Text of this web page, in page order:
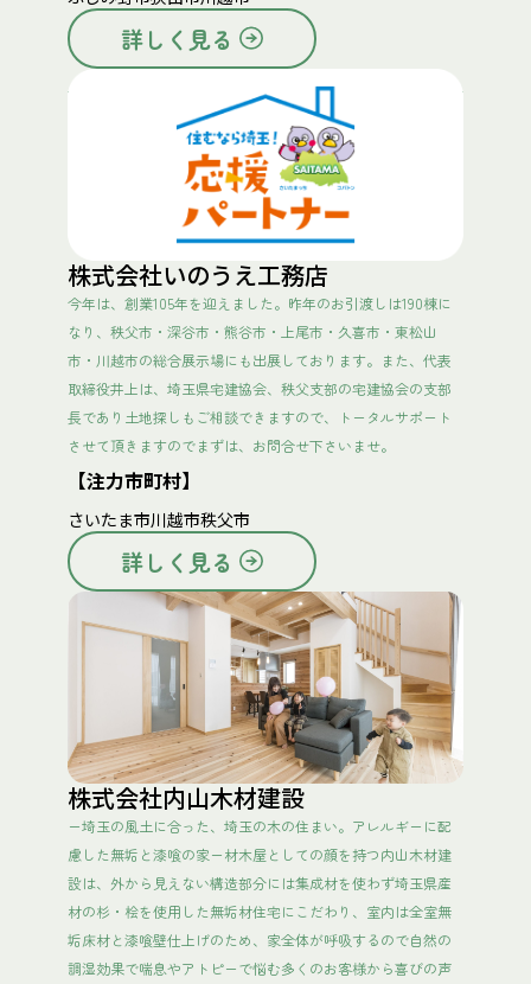
詳しく見る
株式会社いのうえ工務店
今年は、創業105年を迎えました。昨年のお引渡しは190棟に
なり、秩父市・深谷市・熊谷市・上尾市・久喜市・東松山
市・川越市の総合展示場にも出展しております。また、代表
取締役井上は、埼玉県宅建協会、秩父支部の宅建協会の支部
長であり土地探しもご相談できますので、トータルサポート
させて頂きますのでまずは、お問合せ下さいませ。
【注力市町村】
さいたま市川越市秩父市
詳しく見る
株式会社内山木材建設
ー埼玉の風土に合った、埼玉の木の住まい。アレルギーに配
慮した無垢と漆喰の家ー材木屋としての顔を持つ内山木材建
設は、外から見えない構造部分には集成材を使わず埼玉県産
材の杉・桧を使用した無垢材住宅にこだわり、室内は全室無
垢床材と漆喰壁仕上げのため、家全体が呼吸するので自然の
調湿効果で喘息やアトピーで悩む多くのお客様から喜びの声